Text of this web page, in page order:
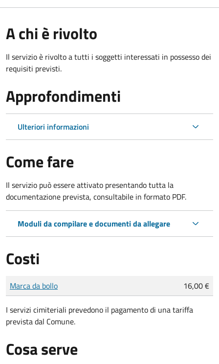
A chi è rivolto
Il servizio è rivolto a tutti i soggetti interessati in possesso dei
requisiti previsti.
Approfondimenti
Ulteriori informazioni
Come fare
Il servizio può essere attivato presentando tutta la
documentazione prevista, consultabile in formato PDF.
Moduli da compilare e documenti da allegare
Costi
Tipo di pagamento
Importo
Marca da bollo 16,00 €
I servizi cimiteriali prevedono il pagamento di una tariffa
prevista dal Comune.
Cosa serve